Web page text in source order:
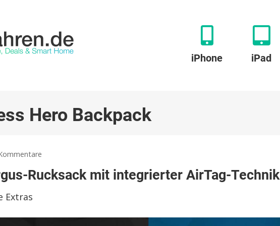
iPhone iPad
Hero Backpack
Details
mit
Rucksack mit integrierter AirTag-Technik
Extras